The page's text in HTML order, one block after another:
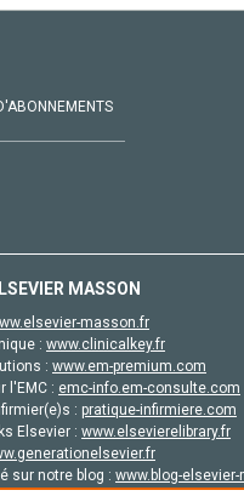
MASSON
masson.fr
: www.clinicalkey.fr
: www.em-premium.com
l'EMC : emc-info.em-consulte.com
: pratique-infirmiere.com
Elsevier : www.elsevierelibrary.fr
sur notre blog : www.blog-